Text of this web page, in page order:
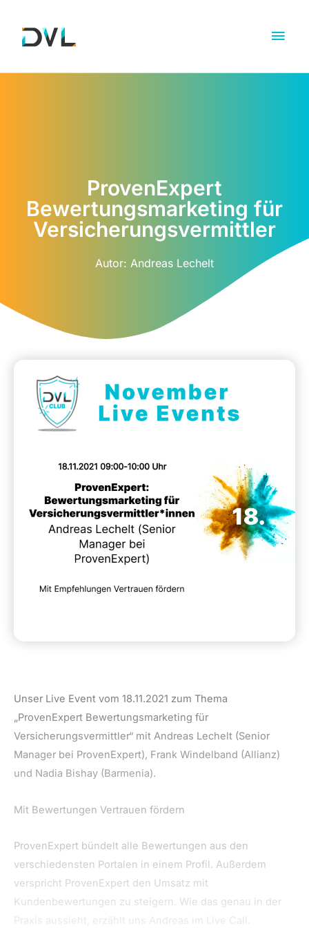
ProvenExpert
Bewertungsmarketing für
Versicherungsvermittler
Autor: Andreas Lechelt
Unser Live Event vom 18.11.2021 zum Thema
„ProvenExpert Bewertungsmarketing für
Versicherungsvermittler“ mit Andreas Lechelt (Senior
Manager bei ProvenExpert), Frank Windelband (Allianz)
und Nadia Bishay (Barmenia).
Mit Bewertungen Vertrauen fördern
ProvenExpert bündelt alle Bewertungen aus den
verschiedensten Portalen in einem Profil. Außerdem
verspricht ProvenExpert den Umsatz mit
Kundenbewertungen zu steigern. Wie das genau in der
Praxis aussieht, erzählt uns Andreas im Live Call.